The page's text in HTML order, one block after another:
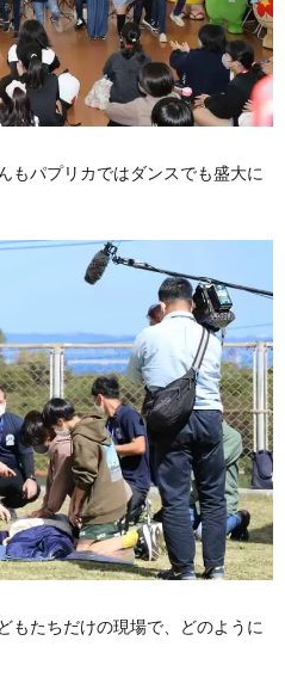
もパプリカではダンスでも盛大に
もたちだけの現場で、どのように